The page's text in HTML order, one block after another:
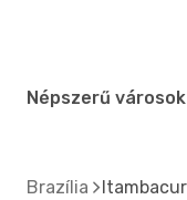
Népszerű városok
Brazília